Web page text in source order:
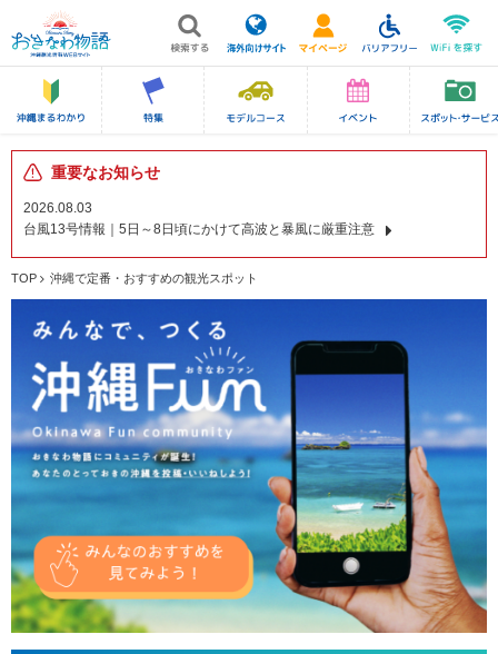
重要なお知らせ
2026.08.03
台風13号情報｜5日～8日頃にかけて高波と暴風に厳重注意
TOP 沖縄で定番・おすすめの観光スポット